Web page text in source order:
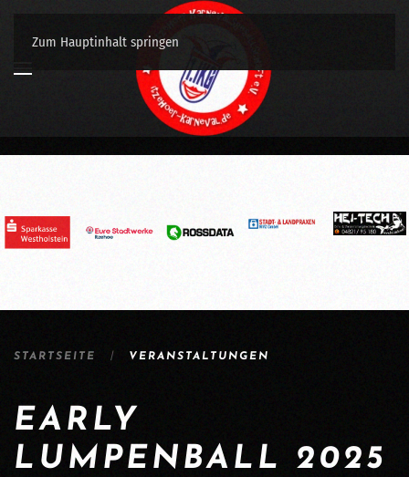
Zum Hauptinhalt springen
STARTSEITE VERANSTALTUNGEN
EARLY
LUMPENBALL 2025